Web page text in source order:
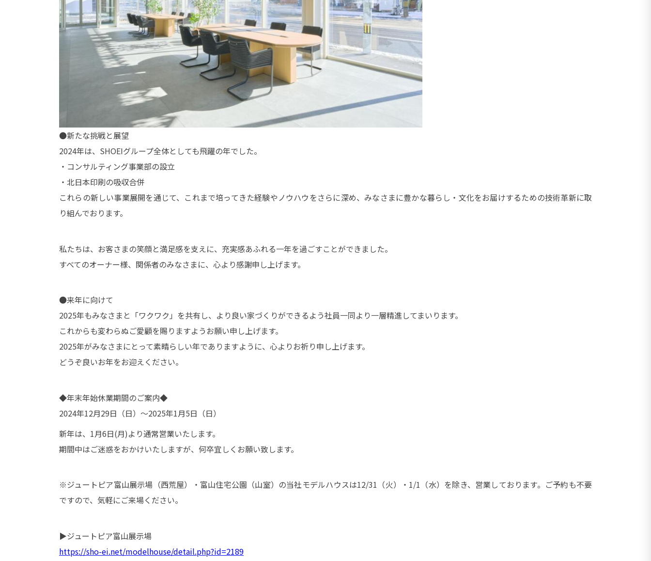
●新たな挑戦と展望
2024年は、SHOEIグループ全体としても飛躍の年でした。
・コンサルティング事業部の設立
・北日本印刷の吸収合併
これらの新しい事業展開を通じて、これまで培ってきた経験やノウハウをさらに深め、みなさまに豊かな暮らし・文化をお届けするための技術革新に取
り組んでおります。
私たちは、お客さまの笑顔と満足感を支えに、充実感あふれる一年を過ごすことができました。
すべてのオーナー様、関係者のみなさまに、心より感謝申し上げます。
●来年に向けて
2025年もみなさまと「ワクワク」を共有し、より良い家づくりができるよう社員一同より一層精進してまいります。
これからも変わらぬご愛顧を賜りますようお願い申し上げます。
2025年がみなさまにとって素晴らしい年でありますように、心よりお祈り申し上げます。
どうぞ良いお年をお迎えください。
◆年末年始休業期間のご案内◆
2024年12月29日（日）～2025年1月5日（日）
新年は、1月6日(月)より通常営業いたします。
期間中はご迷惑をおかけいたしますが、何卒宜しくお願い致します。
※ジュートピア富山展示場（西荒屋）・富山住宅公園（山室）の当社モデルハウスは12/31（火）・1/1（水）を除き、営業しております。ご予約も不要
ですので、気軽にご来場ください。
▶ジュートピア富山展示場
https://sho-ei.net/modelhouse/detail.php?id=2189